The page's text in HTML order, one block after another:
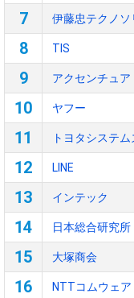
7 伊藤忠テクノソ
8 TIS
9 アクセンチュア
10 ヤフー
11 トヨタシステム
12 LINE
13 インテック
14 日本総合研究所
15 大塚商会
16 NTTコムウェア